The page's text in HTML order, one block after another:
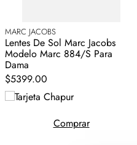
MARC JACOBS
Lentes De Sol Marc Jacobs
Modelo Marc 884/S Para
Dama
$5399.00
Comprar